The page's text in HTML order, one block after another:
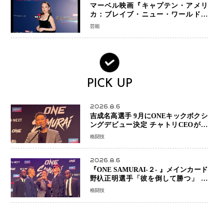
マーベル映画『キャプテン・アメリ
カ：ブレイブ・ニュー・ワールド』
新ブラック・ウィドウ役のシラ・ハー
芸能
PICK UP
2026.8.6
吉成名高選手 9月にONEキックボクシ
ングデビュー決定 チャトリCEOがサ
プライズ発表 2カ月連続参戦へ
格闘技
2026.8.6
『ONE SAMURAI-２- 』メインカード
野杁正明選手「彼を倒して勝つ」 リ
ウ・メンヤンとの因縁に決着へ 再起
初戦
格闘技